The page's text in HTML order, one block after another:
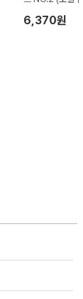
2매+띠지+스티
6,370원